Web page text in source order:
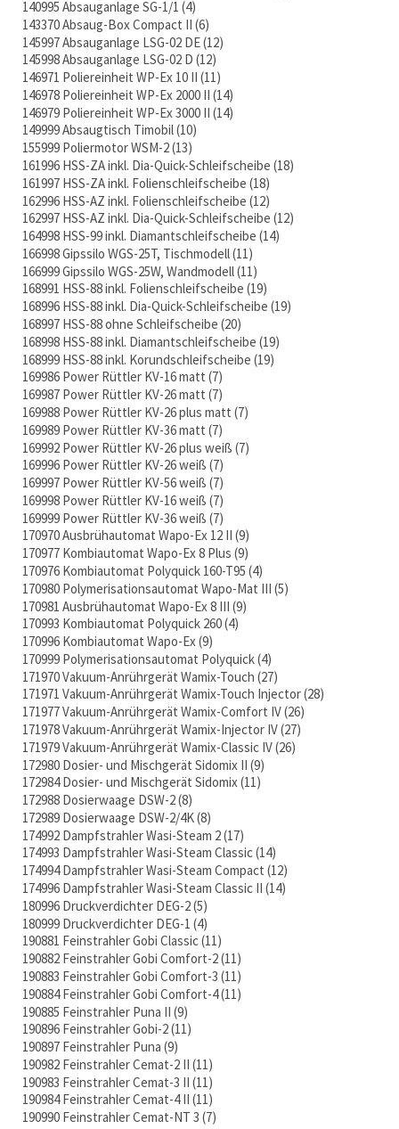
140995 Absauganlage SG-1/1 4
143370 Absaug-Box Compact II 6
145997 Absauganlage LSG-02 DE 12
145998 Absauganlage LSG-02 D 12
146971 Poliereinheit WP-Ex 10 II 11
146978 Poliereinheit WP-Ex 2000 II 14
146979 Poliereinheit WP-Ex 3000 II 14
149999 Absaugtisch Timobil 10
155999 Poliermotor WSM-2 13
161996 HSS-ZA inkl. Dia-Quick-Schleifscheibe 18
161997 HSS-ZA inkl. Folienschleifscheibe 18
162996 HSS-AZ inkl. Folienschleifscheibe 12
162997 HSS-AZ inkl. Dia-Quick-Schleifscheibe 12
164998 HSS-99 inkl. Diamantschleifscheibe 14
166998 Gipssilo WGS-25T, Tischmodell 11
166999 Gipssilo WGS-25W, Wandmodell 11
168991 HSS-88 inkl. Folienschleifscheibe 19
168996 HSS-88 inkl. Dia-Quick-Schleifscheibe 19
168997 HSS-88 ohne Schleifscheibe 20
168998 HSS-88 inkl. Diamantschleifscheibe 19
168999 HSS-88 inkl. Korundschleifscheibe 19
169986 Power Rüttler KV-16 matt 7
169987 Power Rüttler KV-26 matt 7
169988 Power Rüttler KV-26 plus matt 7
169989 Power Rüttler KV-36 matt 7
169992 Power Rüttler KV-26 plus weiß 7
169996 Power Rüttler KV-26 weiß 7
169997 Power Rüttler KV-56 weiß 7
169998 Power Rüttler KV-16 weiß 7
169999 Power Rüttler KV-36 weiß 7
170970 Ausbrühautomat Wapo-Ex 12 II 9
170977 Kombiautomat Wapo-Ex 8 Plus 9
170976 Kombiautomat Polyquick 160-T95 4
170980 Polymerisationsautomat Wapo-Mat III 5
170981 Ausbrühautomat Wapo-Ex 8 III 9
170993 Kombiautomat Polyquick 260 4
170996 Kombiautomat Wapo-Ex 9
170999 Polymerisationsautomat Polyquick 4
171970 Vakuum-Anrührgerät Wamix-Touch 27
171971 Vakuum-Anrührgerät Wamix-Touch Injector 28
171977 Vakuum-Anrührgerät Wamix-Comfort IV 26
171978 Vakuum-Anrührgerät Wamix-Injector IV 27
171979 Vakuum-Anrührgerät Wamix-Classic IV 26
172980 Dosier- und Mischgerät Sidomix II 9
172984 Dosier- und Mischgerät Sidomix 11
172988 Dosierwaage DSW-2 8
172989 Dosierwaage DSW-2/4K 8
174992 Dampfstrahler Wasi-Steam 2 17
174993 Dampfstrahler Wasi-Steam Classic 14
174994 Dampfstrahler Wasi-Steam Compact 12
174996 Dampfstrahler Wasi-Steam Classic II 14
180996 Druckverdichter DEG-2 5
180999 Druckverdichter DEG-1 4
190881 Feinstrahler Gobi Classic 11
190882 Feinstrahler Gobi Comfort-2 11
190883 Feinstrahler Gobi Comfort-3 11
190884 Feinstrahler Gobi Comfort-4 11
190885 Feinstrahler Puna II 9
190896 Feinstrahler Gobi-2 11
190897 Feinstrahler Puna 9
190982 Feinstrahler Cemat-2 II 11
190983 Feinstrahler Cemat-3 II 11
190984 Feinstrahler Cemat-4 II 11
190990 Feinstrahler Cemat-NT 3 7